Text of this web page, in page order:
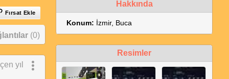
Fırsat Ekle
(0)
yıl
Hakkında
Konum: İzmir, Buca
Resimler